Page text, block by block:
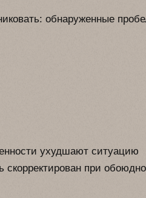
обнаруженные
ухудшают ситуацию
скорректирован при